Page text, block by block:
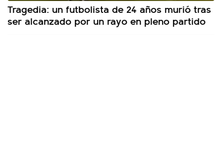
Tragedia: un futbolista de 24 años murió tras
ser alcanzado por un rayo en pleno partido